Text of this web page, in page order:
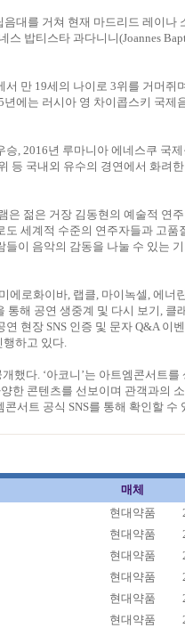
대를 거쳐 현재 마드리드 레이나
밥티스타 과다니니(Joannes
만 19세의 나이로 3위를 거머쥐
년에는 러시아 영 차이콥스키 국제
, 2016년 루마니아 에네스쿠 국
등 국내외 유수의 경연에서 화려
젊은 거장 김동현의 예술적 연
세계적 수준의 연주자들과 고품
이 음악의 감동을 나눌 수 있는
에로화이바, 랩클, 마이녹셀, 에너
통해 공연 생중계 및 다시 보기, 클
현장 SNS 인증 및 문자 Q&A 이
행하고 있다.
했다. ‘아코니’는 아트엠콘서트를
한 콘텐츠를 선보이며 관객과의
서트 공식 SNS를 통해 확인할 수
매체
현대약품
현대약품
현대약품
현대약품
현대약품
현대약품